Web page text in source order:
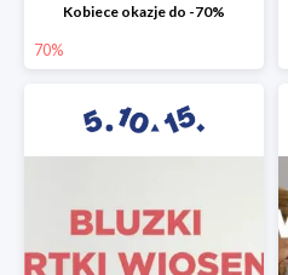
Kobiece okazje do -70%
70%